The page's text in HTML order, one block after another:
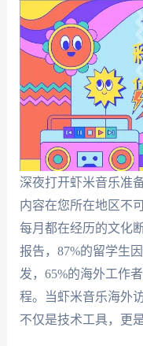
深夜打开虾米音乐准
内容在您所在地区不
每月都在经历的文化
报告，87%的留学生
发，65%的海外工作
程。当虾米音乐海外
不仅是技术工具，更